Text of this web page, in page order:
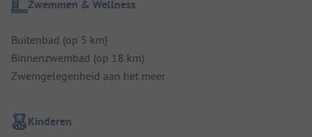
Zwemmen & Wellness
Buitenbad (op 5 km)
Binnenzwembad (op 18 km)
Zwemgelegenheid aan het meer
Kinderen